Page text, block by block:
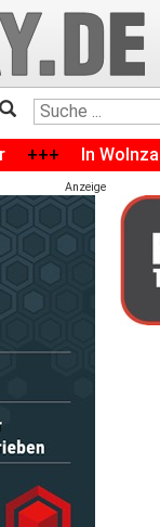
startet
Anzeige